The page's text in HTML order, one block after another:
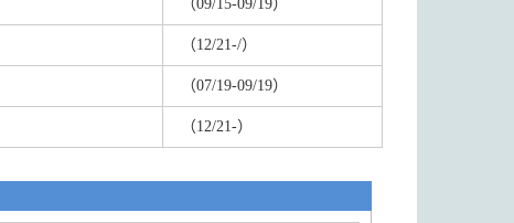
（09/15-09/19）
（12/21-/）
（07/19-09/19）
（12/21-）